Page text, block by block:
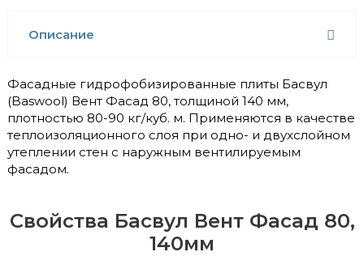
Описание
Фасадные гидрофобизированные плиты Басвул
(Baswool) Вент Фасад 80, толщиной 140 мм,
плотностью 80-90 кг/куб. м. Применяются в качестве
теплоизоляционного слоя при одно- и двухслойном
утеплении стен с наружным вентилируемым
фасадом.
Свойства Басвул Вент Фасад 80,
140мм